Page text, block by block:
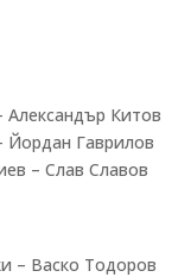
Александър Китов
Йордан Гаврилов
– Слав Славов
– Васко Тодоров